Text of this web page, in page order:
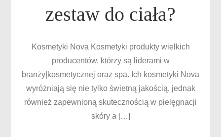
zestaw do ciała?
Kosmetyki Nova Kosmetyki produkty wielkich
producentów, którzy są liderami w
branży|kosmetycznej oraz spa. Ich kosmetyki Nova
wyróżniają się nie tylko świetną jakością, jednak
również zapewnioną skutecznością w pielęgnacji
skóry a […]